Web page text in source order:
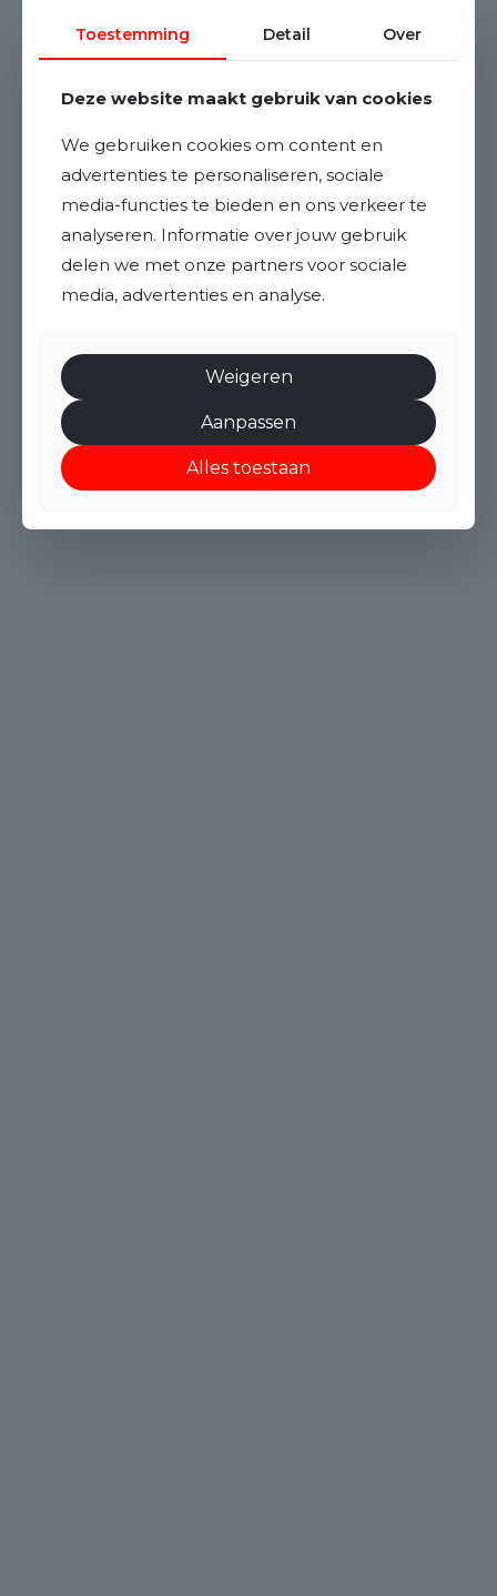
Toestemming Detail Over
Deze website maakt gebruik van cookies
We gebruiken cookies om content en
advertenties te personaliseren, sociale
media-functies te bieden en ons verkeer te
analyseren. Informatie over jouw gebruik
delen we met onze partners voor sociale
media, advertenties en analyse.
Weigeren
Aanpassen
Alles toestaan